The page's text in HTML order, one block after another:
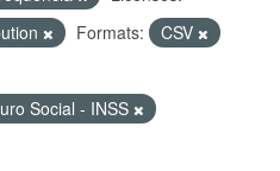
Formats:
CSV
Social - INSS